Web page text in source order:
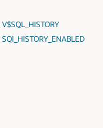
V$SQL_HISTORY
SQl_HISTORY_ENABLED